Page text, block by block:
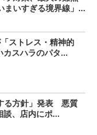
まいすぎる境界線」...
ストレス・精神的
スハラのパタ...
る方針」発表 悪質
談、店内にポ...